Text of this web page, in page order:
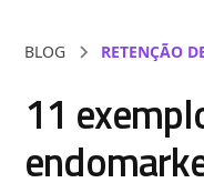
BLOG RETENÇÃO
11